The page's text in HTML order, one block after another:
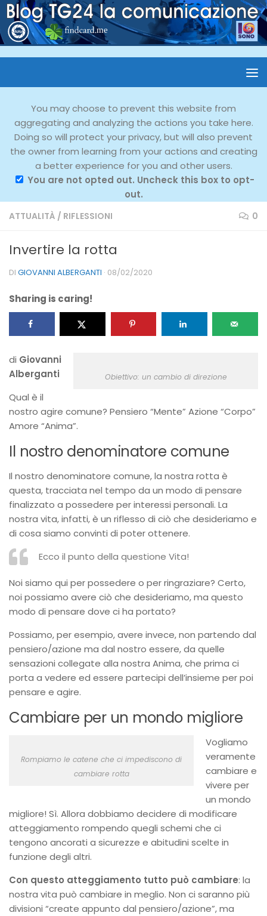
You may choose to prevent this website from
aggregating and analyzing the actions you take here.
Doing so will protect your privacy, but will also prevent
the owner from learning from your actions and creating
a better experience for you and other users.
You are not opted out. Uncheck this box to opt-
out.
ATTUALITÀ / RIFLESSIONI 0
Invertire la rotta
DI GIOVANNI ALBERGANTI · 08/02/2020
Sharing is caring!
Obiettivo: un cambio di direzione
di Giovanni
Alberganti
Qual è il
nostro agire comune? Pensiero “Mente” Azione “Corpo”
Amore “Anima”.
Il nostro denominatore comune
Il nostro denominatore comune, la nostra rotta è
questa, tracciata nel tempo da un modo di pensare
finalizzato a possedere per interessi personali. La
nostra vita, infatti, è un riflesso di ciò che desideriamo e
di cosa siamo convinti di poter ottenere.
Ecco il punto della questione Vita!
Noi siamo qui per possedere o per ringraziare? Certo,
noi possiamo avere ciò che desideriamo, ma questo
modo di pensare dove ci ha portato?
Possiamo, per esempio, avere invece, non partendo dal
pensiero/azione ma dal nostro essere, da quelle
sensazioni collegate alla nostra Anima, che prima ci
porta a vedere ed essere partecipi dell’insieme per poi
pensare e agire.
Cambiare per un mondo migliore
Rompiamo le catene che ci impediscono di
cambiare rotta
Vogliamo
veramente
cambiare e
vivere per
un mondo
migliore! Sì. Allora dobbiamo decidere di modificare
atteggiamento rompendo quegli schemi che ci
tengono ancorati a sicurezze e abitudini scelte in
funzione degli altri.
Con questo atteggiamento tutto può cambiare: la
nostra vita può cambiare in meglio. Non ci saranno più
divisioni “create appunto dal pensiero/azione”, ma